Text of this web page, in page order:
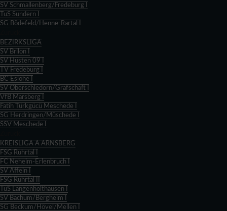
SV Schmallenberg/Fredeburg I
TuS Sundern I
SG Bödefeld/Henne-Rartal I
BEZIRKSLIGA
SV Brilon I
SV Hüsten 09 I
TV Fredeburg I
BC Eslohe I
SV Oberschledorn/Grafschaft I
VfB Marsberg I
Fatih Türkgücü Meschede I
SG Herdringen/Müschede I
SSV Meschede I
KREISLIGA A ARNSBERG
FSG Ruhrtal I
FC Neheim-Erlenbruch I
SV Affeln I
FSG Ruhrtal II
TuS Langenholthausen I
SV Bachum/Bergheim I
SG Beckum/Hövel/Mellen I